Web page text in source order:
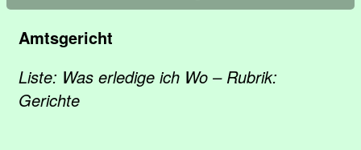
Amtsgericht
Liste: Was erledige ich Wo – Rubrik:
Gerichte